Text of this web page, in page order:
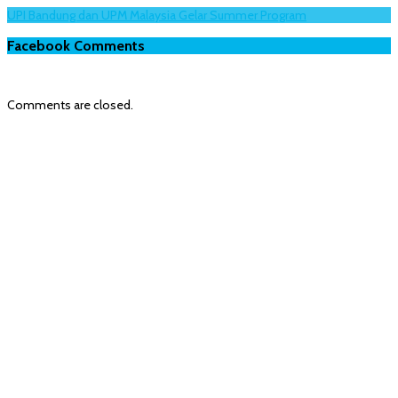
UPI Bandung dan UPM Malaysia Gelar Summer Program
Facebook Comments
Comments are closed.